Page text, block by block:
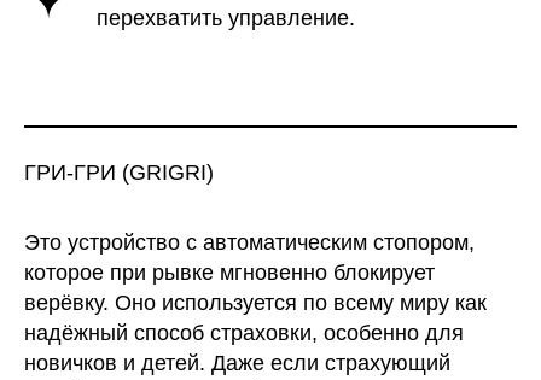
перехватить управление.
ГРИ-ГРИ (GRIGRI)
Это устройство с автоматическим стопором,
которое при рывке мгновенно блокирует
верёвку. Оно используется по всему миру как
надёжный способ страховки, особенно для
новичков и детей. Даже если страхующий